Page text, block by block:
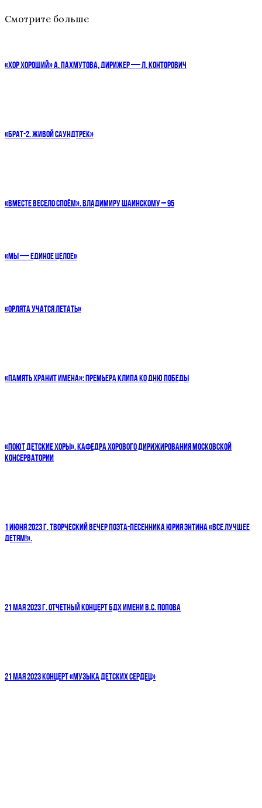
Смотрите больше
«ХОР ХОРОШИЙ» А. ПАХМУТОВА, ДИРИЖЕР — Л. КОНТОРОВИЧ
«БРАТ-2. ЖИВОЙ САУНДТРЕК»
«ВМЕСТЕ ВЕСЕЛО СПОЁМ». ВЛАДИМИРУ ШАИНСКОМУ – 95
«МЫ — ЕДИНОЕ ЦЕЛОЕ»
«ОРЛЯТА УЧАТСЯ ЛЕТАТЬ»
«ПАМЯТЬ ХРАНИТ ИМЕНА»: ПРЕМЬЕРА КЛИПА КО ДНЮ ПОБЕДЫ
«ПОЮТ ДЕТСКИЕ ХОРЫ». КАФЕДРА ХОРОВОГО ДИРИЖИРОВАНИЯ МОСКОВСКОЙ
КОНСЕРВАТОРИИ
1 ИЮНЯ 2023 Г. ТВОРЧЕСКИЙ ВЕЧЕР ПОЭТА-ПЕСЕННИКА ЮРИЯ ЭНТИНА «ВСЕ ЛУЧШЕЕ
ДЕТЯМ!».
21 МАЯ 2023 Г. ОТЧЕТНЫЙ КОНЦЕРТ БДХ ИМЕНИ В.С. ПОПОВА
21 МАЯ 2023 КОНЦЕРТ «МУЗЫКА ДЕТСКИХ СЕРДЕЦ»